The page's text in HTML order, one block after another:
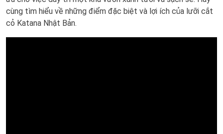
cùng tìm hiểu về những điểm đặc biệt và lợi ích của lưỡi cắt
cỏ Katana Nhật Bản.